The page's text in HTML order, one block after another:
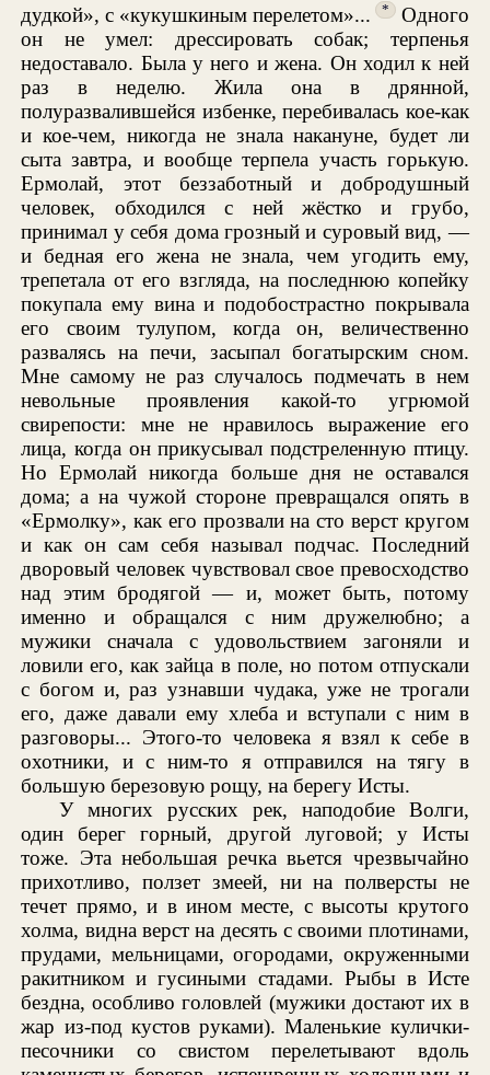
дудкой», с «кукушкиным перелетом»...
* Одного
он не умел: дрессировать собак; терпенья
недоставало. Была у него и жена. Он ходил к ней
раз в неделю. Жила она в дрянной,
полуразвалившейся избенке, перебивалась кое-как
и кое-чем, никогда не знала накануне, будет ли
сыта завтра, и вообще терпела участь горькую.
Ермолай, этот беззаботный и добродушный
человек, обходился с ней жёстко и грубо,
принимал у себя дома грозный и суровый вид, —
и бедная его жена не знала, чем угодить ему,
трепетала от его взгляда, на последнюю копейку
покупала ему вина и подобострастно покрывала
его своим тулупом, когда он, величественно
развалясь на печи, засыпал богатырским сном.
Мне самому не раз случалось подмечать в нем
невольные проявления какой-то угрюмой
свирепости: мне не нравилось выражение его
лица, когда он прикусывал подстреленную птицу.
Но Ермолай никогда больше дня не оставался
дома; а на чужой стороне превращался опять в
«Ермолку», как его прозвали на сто верст кругом
и как он сам себя называл подчас. Последний
дворовый человек чувствовал свое превосходство
над этим бродягой — и, может быть, потому
именно и обращался с ним дружелюбно; а
мужики сначала с удовольствием загоняли и
ловили его, как зайца в поле, но потом отпускали
с богом и, раз узнавши чудака, уже не трогали
его, даже давали ему хлеба и вступали с ним в
разговоры... Этого-то человека я взял к себе в
охотники, и с ним-то я отправился на тягу в
большую березовую рощу, на берегу Исты.
У многих русских рек, наподобие Волги,
один берег горный, другой луговой; у Исты
тоже. Эта небольшая речка вьется чрезвычайно
прихотливо, ползет змеей, ни на полверсты не
течет прямо, и в ином месте, с высоты крутого
холма, видна верст на десять с своими плотинами,
прудами, мельницами, огородами, окруженными
ракитником и гусиными стадами. Рыбы в Исте
бездна, особливо головлей (мужики достают их в
жар из-под кустов руками). Маленькие кулички-
песочники со свистом перелетывают вдоль